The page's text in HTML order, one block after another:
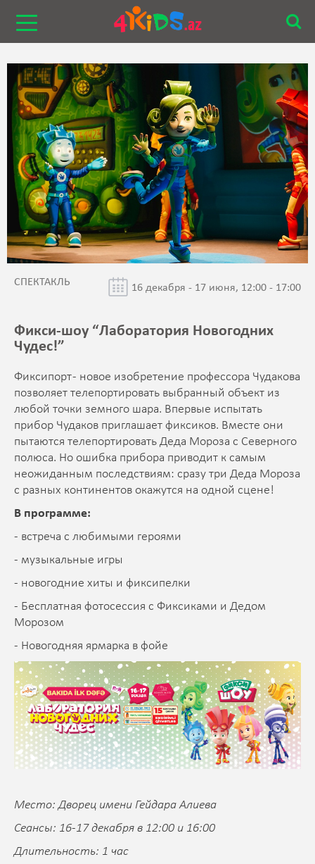
СПЕКТАКЛЬ 16 декабря - 17 июня, 12:00 - 17:00
Фикси-шоу “Лаборатория Новогодних
Чудес!”
Фиксипорт - новое изобретение профессора Чудакова
позволяет телепортировать выбранный объект из
любой точки земного шара. Впервые испытать
прибор Чудаков приглашает фиксиков. Вместе они
пытаются телепортировать Деда Мороза с Северного
полюса. Но ошибка прибора приводит к самым
неожиданным последствиям: сразу три Деда Мороза
с разных континентов окажутся на одной сцене!
В программе:
- встреча с любимыми героями
- музыкальные игры
- новогодние хиты и фиксипелки
- Бесплатная фотосессия с Фиксиками и Дедом
Морозом
- Новогодняя ярмарка в фойе
Место: Дворец имени Гейдара Алиева
Сеансы: 16-17 декабря в 12:00 и 16:00
Длительность: 1 час